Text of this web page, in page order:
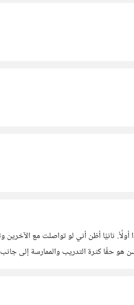
أولًأ. ثانيًا أظن أني لو تواصلت مع
كثرة التدريب والممارسة إلى جانب